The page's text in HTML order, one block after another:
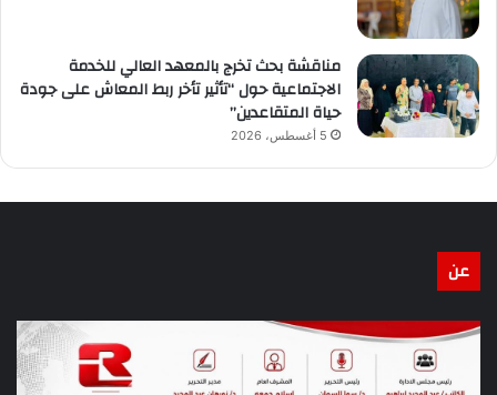
مناقشة بحث تخرج بالمعهد العالي للخدمة
الاجتماعية حول “تأثير تأخر ربط المعاش على جودة
حياة المتقاعدين”
5 أغسطس، 2026
عن